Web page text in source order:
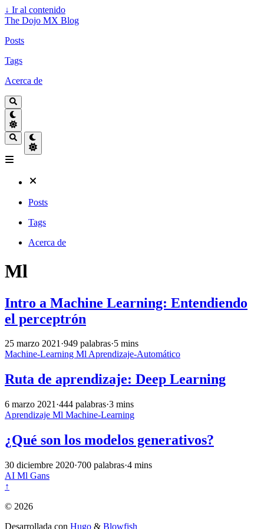
↓ Ir al contenido
The Dojo MX Blog
Posts
Tags
Acerca de
Posts
Tags
Acerca de
Ml
Intro a Machine Learning: Entendiendo
el perceptrón
25 marzo 2021·949 palabras·5 mins
Machine-Learning MlAprendizaje-Automático
Ruta de aprendizaje: Deep Learning
6 marzo 2021 ·444 palabras·3 mins
Aprendizaje Ml Machine-Learning
¿Qué son los modelos generativos?
30 diciembre 2020·700 palabras·4 mins
AI Ml Gans
↑
© 2026
Desarrollada con Hugo & Blowfish